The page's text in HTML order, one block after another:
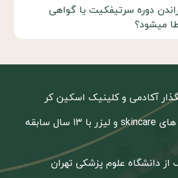
دوره سرتیفکیت یا گواهی
میشود؟
آکادمی و کلینیک اسکین کر
مدرس و محقق دوره های skincare و لیزر با ۱۳ سال سابقه
دانشگاه علوم پزشکی تهران